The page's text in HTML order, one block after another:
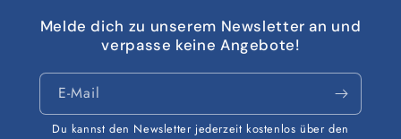
Melde dich zu unserem Newsletter an und
verpasse keine Angebote!
E-Mail
Du kannst den Newsletter jederzeit kostenlos über den